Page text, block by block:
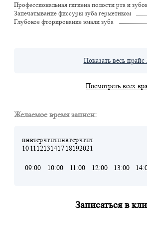
Профессиональная гигиена полости рта и
Запечатывание фиссуры зуба герметиком
Глубокое фторирование эмали зуба
Показать весь прайс
Посмотреть всех
Желаемое время записи:
пн
10
вт
11
ср
12
чт
13
пт
14
пн
17
вт
18
ср
19
чт
20
пт
21
09:00 10:00 11:00 12:00 13:00
Записаться в